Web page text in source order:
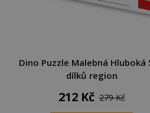
Dino Puzzle Malebná Hluboká
dílků region
212 Kč 279 Kč